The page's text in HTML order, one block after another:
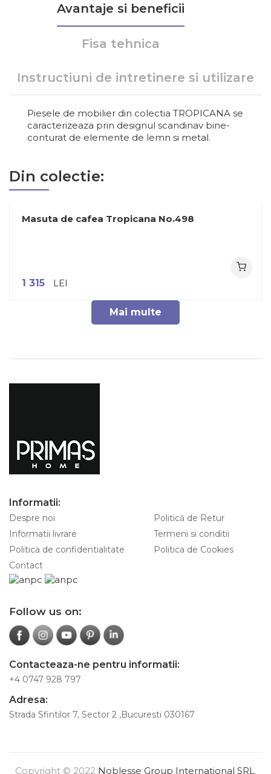
Avantaje si beneficii
Fisa tehnica
Instructiuni de intretinere si utilizare
Piesele de mobilier din colectia TROPICANA se
caracterizeaza prin designul scandinav bine-
conturat de elemente de lemn si metal.
Din colectie:
Masuta de cafea Tropicana No.498
1 315 LEI
Mai multe
Informatii:
Despre noi
Politică de Retur
Informatii livrare
Termeni si conditii
Politica de confidentialitate
Politica de Cookies
Contact
Follow us on:
Contacteaza-ne pentru informatii:
+4 0747 928 797
Adresa:
Strada Sfintilor 7, Sector 2 ,Bucuresti 030167
Copyright © 2022 Noblesse Group International SRL .